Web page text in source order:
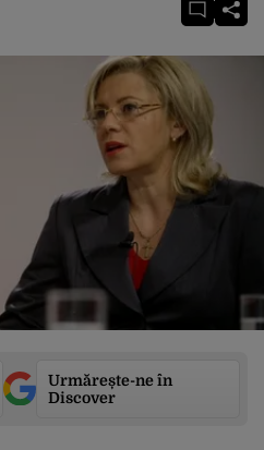
Urmărește-ne în
Discover